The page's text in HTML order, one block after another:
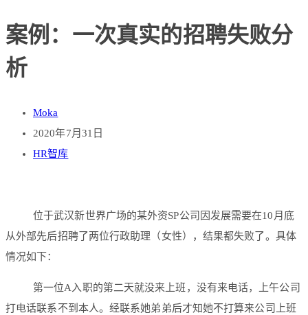
案例：一次真实的招聘失败分
析
Moka
2020年7月31日
HR智库
位于武汉新世界广场的某外资SP公司因发展需要在10月底
从外部先后招聘了两位行政助理（女性），结果都失败了。具体
情况如下：
第一位A入职的第二天就没来上班，没有来电话，上午公司
打电话联系不到本人。经联系她弟弟后才知她不打算来公司上班